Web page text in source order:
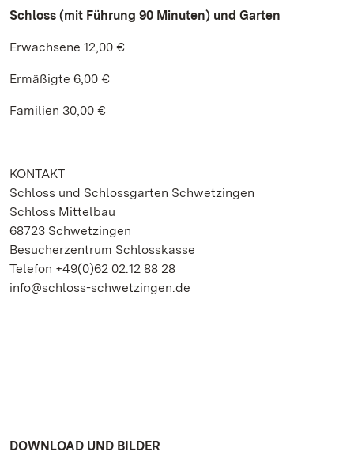
Schloss (mit Führung 90 Minuten) und Garten
Erwachsene 12,00 €
Ermäßigte 6,00 €
Familien 30,00 €
KONTAKT
Schloss und Schlossgarten Schwetzingen
Schloss Mittelbau
68723 Schwetzingen
Besucherzentrum Schlosskasse
Telefon +49(0)62 02.12 88 28
info@schloss-schwetzingen.de
DOWNLOAD UND BILDER